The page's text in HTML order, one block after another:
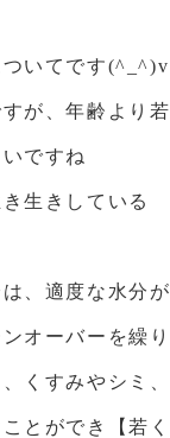
いてです(^_^)v
が、年齢より若
ですね
生きしている
、適度な水分が
オーバーを繰り
くすみやシミ、
とができ【若く